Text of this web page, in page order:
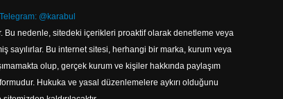
Telegram: @karabul
Bu nedenle, sitedeki içerikleri proaktif olarak denetleme veya
sayılırlar. Bu internet sitesi, herhangi bir marka, kurum veya
olup, gerçek kurum ve kişiler hakkında paylaşım
Hukuka ve yasal düzenlemelere aykırı olduğunu